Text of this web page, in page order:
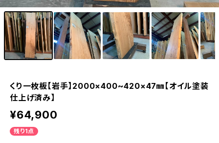
くり一枚板【岩手】2000×400~420×47㎜【オイル塗装
仕上げ済み】
¥64,900
残り1点